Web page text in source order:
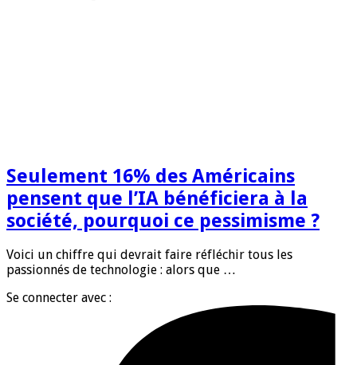
Seulement 16% des Américains
pensent que l’IA bénéficiera à la
société, pourquoi ce pessimisme ?
Voici un chiffre qui devrait faire réfléchir tous les
passionnés de technologie : alors que …
Se connecter avec :